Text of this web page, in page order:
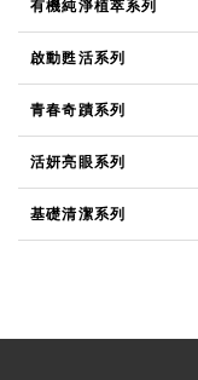
有機純淨植萃系列
啟動甦活系列
青春奇蹟系列
活妍亮眼系列
基礎清潔系列